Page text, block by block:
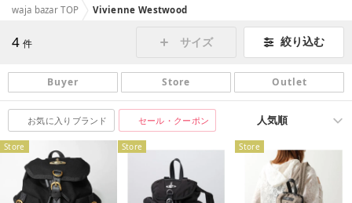
waja bazar TOP Vivienne Westwood
4 件 サイズ 絞り込む
Buyer Store Outlet
お気に入りブランド セール・クーポン
Store Store Store